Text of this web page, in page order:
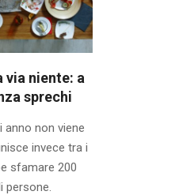
via niente: a
sprechi
anno non viene
invece tra i
sfamare 200
persone.